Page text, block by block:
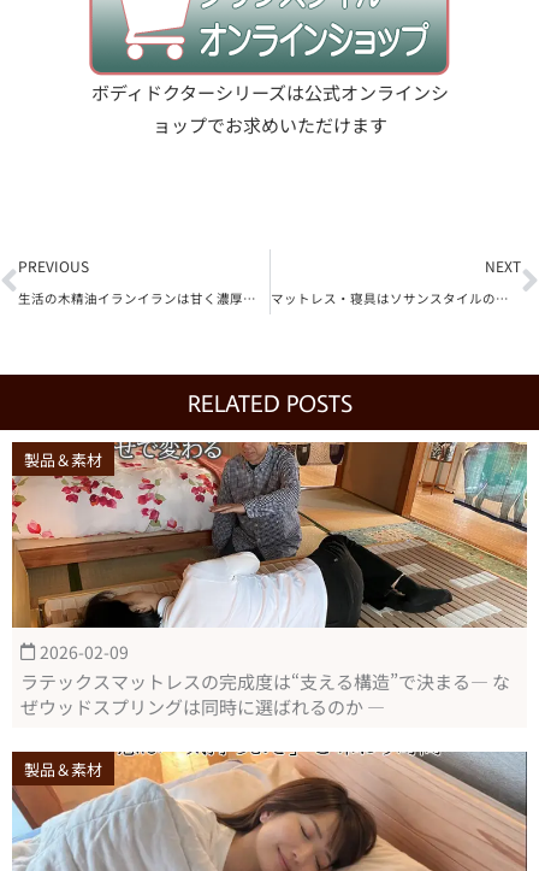
ボディドクターシリーズは公式オンラインシ
ョップでお求めいただけます
PREVIOUS
生活の木精油イランイランは甘く濃厚な香りで睡眠にも効果あり
NEXT
マットレス・寝具はソサンスタイルのサブスクプラスがお得
RELATED POSTS
製品＆素材
2026-02-09
ラテックスマットレスの完成度は“支える構造”で決まる― な
ぜウッドスプリングは同時に選ばれるのか ―
製品＆素材